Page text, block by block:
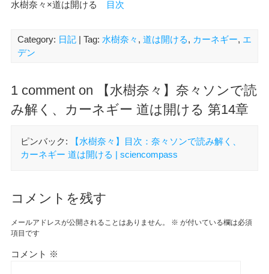
水樹奈々×道は開ける 目次
Category: 日記| Tag: 水樹奈々 , 道は開ける, カーネギー, エ
デン
1 comment on 【水樹奈々】奈々ソンで読
み解く、カーネギー 道は開ける 第14章
ピンバック:
【水樹奈々】目次：奈々ソンで読み解く、
カーネギー 道は開ける | sciencompass
コメントを残す
メールアドレスが公開されることはありません。 ※ が付いている欄は必須
項目です
コメント ※